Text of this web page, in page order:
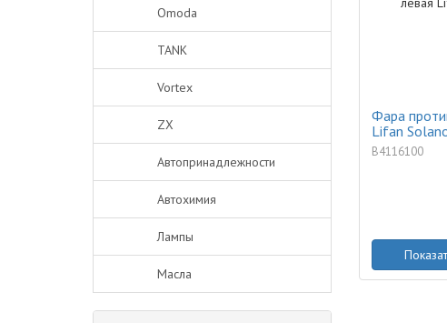
Omoda
TANK
Vortex
ZX
Автопринадлежности
Автохимия
Лампы
Масла
Фара
Lifan
B4116100